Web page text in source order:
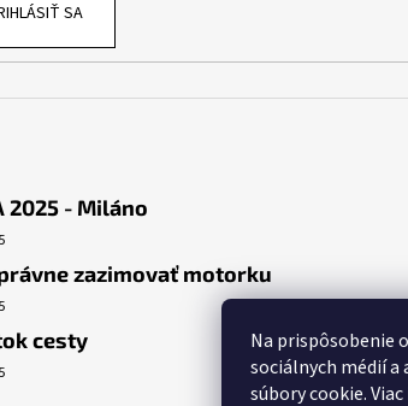
Na prispôsobenie
sociálnych médií
súbory cookie.
SA
2025 - Miláno
zazimovať motorku
cesty